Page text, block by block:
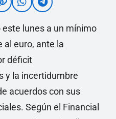
este lunes a un mínimo
al euro, ante la
déficit
y la incertidumbre
acuerdos con sus
Según el Financial